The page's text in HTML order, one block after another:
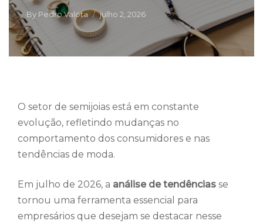
By Pedro Valota julho 2, 2026
O setor de semijoias está em constante
evolução, refletindo mudanças no
comportamento dos consumidores e nas
tendências de moda.
Em julho de 2026, a análise de tendências se
tornou uma ferramenta essencial para
empresários que desejam se destacar nesse